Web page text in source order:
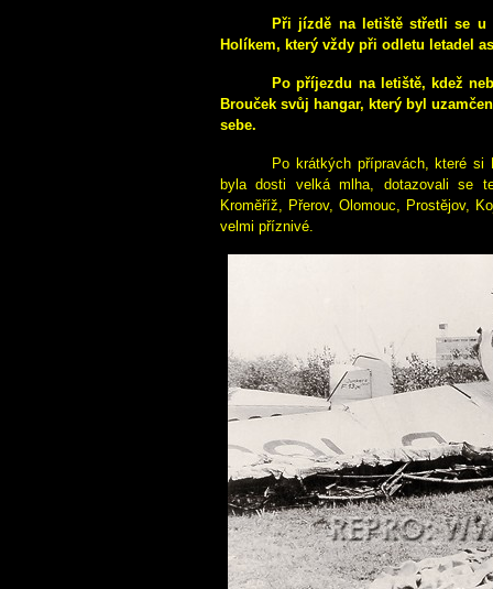
Při jízdě na letiště střetli se u
Holíkem, který vždy při odletu letadel
Po příjezdu na letiště, kdež
Brouček svůj hangar, který byl
sebe.
Po krátkých přípravách, které
byla dosti velká mlha, dotazovali se
Kroměříž, Přerov, Olomouc, Prostějov,
velmi příznivé.